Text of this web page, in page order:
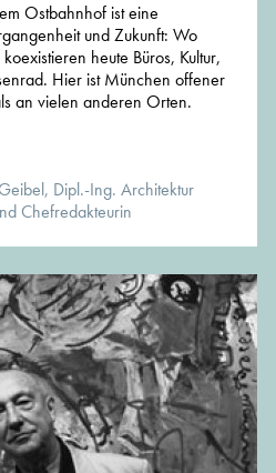
Ostbahnhof ist eine
und Zukunft: Wo
heute Büros, Kultur,
Hier ist München offener
an vielen anderen Orten.
Dipl.-Ing. Architektur
Chefredakteurin